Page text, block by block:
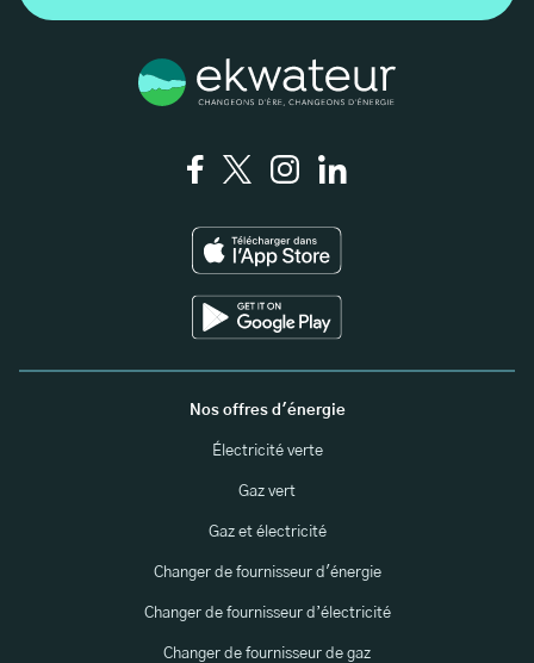
Nos offres d'énergie
Électricité verte
Gaz vert
Gaz et électricité
Changer de fournisseur d'énergie
Changer de fournisseur d’électricité
Changer de fournisseur de gaz